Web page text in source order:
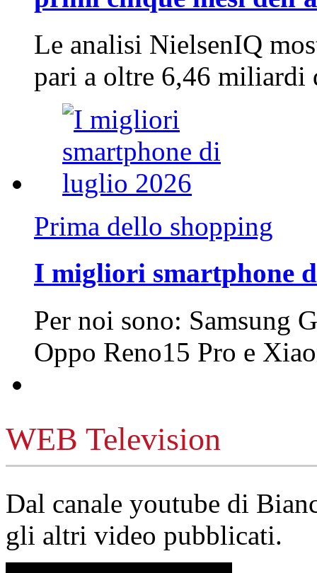
Le analisi NielsenIQ
pari a oltre 6,46
Prima dello shopping
I migliori smartphone
Per noi sono: Samsung
Oppo Reno15 Pro e
WEB Television
Dal canale youtube di
gli altri video pubblicati.